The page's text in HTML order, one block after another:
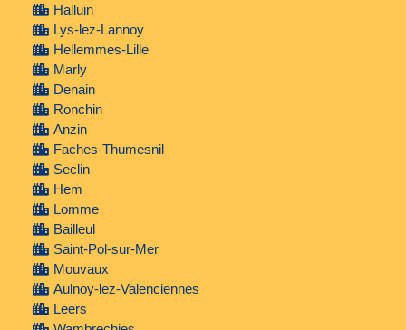
Halluin
Lys-lez-Lannoy
Hellemmes-Lille
Marly
Denain
Ronchin
Anzin
Faches-Thumesnil
Seclin
Hem
Lomme
Bailleul
Saint-Pol-sur-Mer
Mouvaux
Aulnoy-lez-Valenciennes
Leers